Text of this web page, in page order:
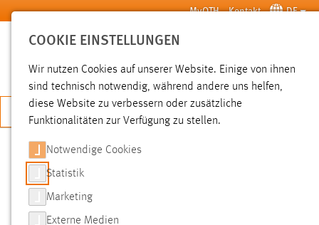
Zum Hauptinhalt springen MyOTH Kontakt DE
SUCHE
JETZT BEWERBEN
SUCHE
FILTER
COOKIE EINSTELLUNGEN
Wir nutzen Cookies auf unserer Website. Einige von ihnen
sind technisch notwendig, während andere uns helfen,
diese Website zu verbessern oder zusätzliche
Funktionalitäten zur Verfügung zu stellen.
Notwendige Cookies
Statistik
Marketing
Externe Medien